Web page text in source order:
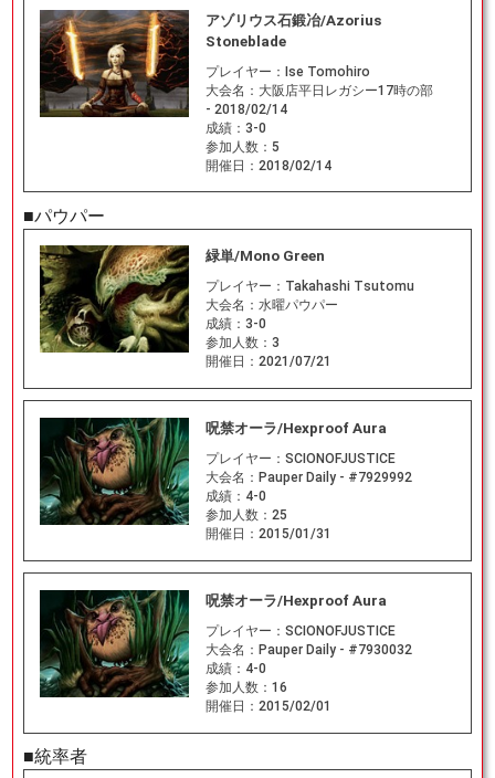
アゾリウス石鍛冶/Azorius
Stoneblade
プレイヤー： Ise Tomohiro
大会名： 大阪店平日レガシー17時の部
- 2018/02/14
成績： 3-0
参加人数： 5
開催日： 2018/02/14
■パウパー
緑単/Mono Green
プレイヤー： Takahashi Tsutomu
大会名： 水曜パウパー
成績： 3-0
参加人数： 3
開催日： 2021/07/21
呪禁オーラ/Hexproof Aura
プレイヤー： SCIONOFJUSTICE
大会名： Pauper Daily - #7929992
成績： 4-0
参加人数： 25
開催日： 2015/01/31
呪禁オーラ/Hexproof Aura
プレイヤー： SCIONOFJUSTICE
大会名： Pauper Daily - #7930032
成績： 4-0
参加人数： 16
開催日： 2015/02/01
■統率者